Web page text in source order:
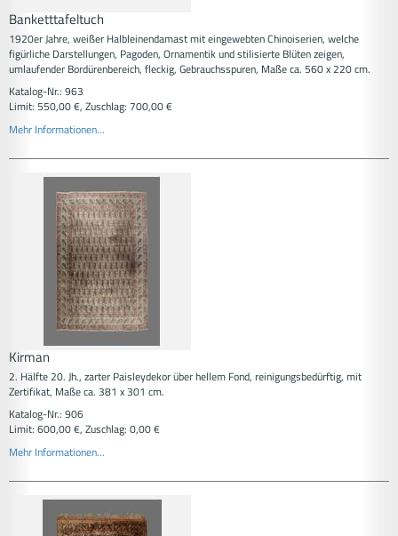
Banketttafeltuch
1920er Jahre, weißer Halbleinendamast mit eingewebten Chinoiserien, welche
figürliche Darstellungen, Pagoden, Ornamentik und stilisierte Blüten zeigen,
umlaufender Bordürenbereich, fleckig, Gebrauchsspuren, Maße ca. 560 x 220 cm.
Katalog-Nr.: 963
Limit: 550,00 €, Zuschlag: 700,00 €
Mehr Informationen...
Kirman
2. Hälfte 20. Jh., zarter Paisleydekor über hellem Fond, reinigungsbedürftig, mit
Zertifikat, Maße ca. 381 x 301 cm.
Katalog-Nr.: 906
Limit: 600,00 €, Zuschlag: 0,00 €
Mehr Informationen...